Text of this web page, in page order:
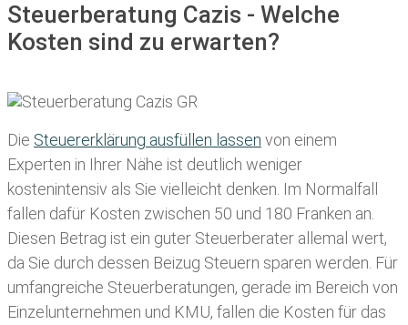
Steuerberatung Cazis - Welche
Kosten sind zu erwarten?
Die Steuererklärung ausfüllen lassen von einem
Experten in Ihrer Nähe ist deutlich weniger
kostenintensiv als Sie vielleicht denken. Im Normalfall
fallen dafür Kosten zwischen 50 und 180 Franken an.
Diesen Betrag ist ein guter Steuerberater allemal wert,
da Sie durch dessen Beizug Steuern sparen werden. Für
umfangreiche Steuerberatungen, gerade im Bereich von
Einzelunternehmen und KMU, fallen die Kosten für das